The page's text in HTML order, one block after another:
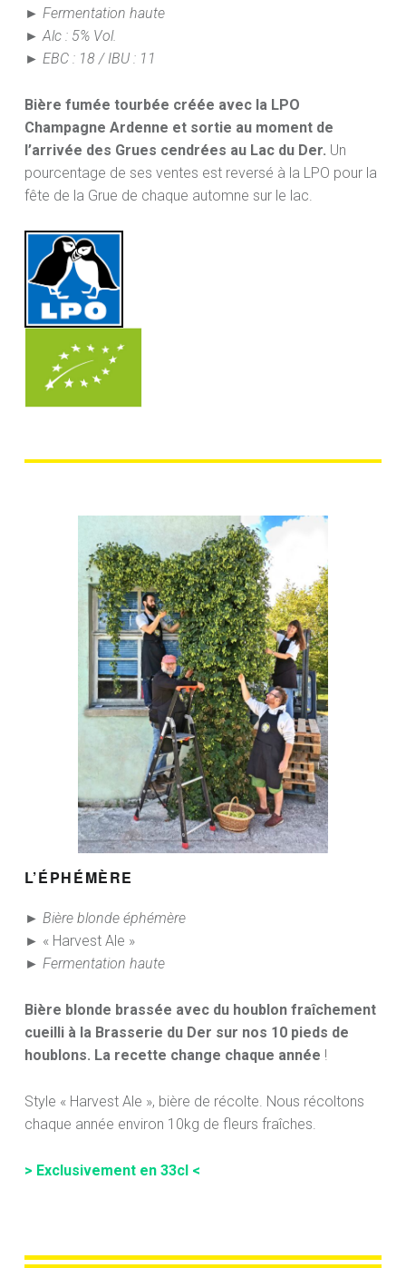
► Fermentation haute
► Alc : 5% Vol.
► EBC : 18 / IBU : 11
Bière fumée tourbée créée avec la LPO
Champagne Ardenne et sortie au moment de
l’arrivée des Grues cendrées au Lac du Der. Un
pourcentage de ses ventes est reversé à la LPO pour la
fête de la Grue de chaque automne sur le lac.
L’ÉPHÉMÈRE
► Bière blonde éphémère
► « Harvest Ale »
► Fermentation haute
Bière blonde brassée avec du houblon fraîchement
cueilli à la Brasserie du Der sur nos 10 pieds de
houblons. La recette change chaque année !
Style « Harvest Ale », bière de récolte. Nous récoltons
chaque année environ 10kg de fleurs fraîches.
> Exclusivement en 33cl <